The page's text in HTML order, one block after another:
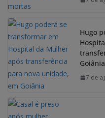
Hugo
Goiânia
7 de